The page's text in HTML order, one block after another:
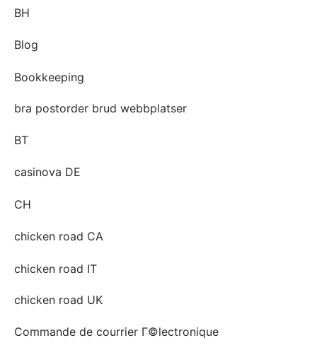
BH
Blog
Bookkeeping
bra postorder brud webbplatser
BT
casinova DE
CH
chicken road CA
chicken road IT
chicken road UK
Commande de courrier Г©lectronique